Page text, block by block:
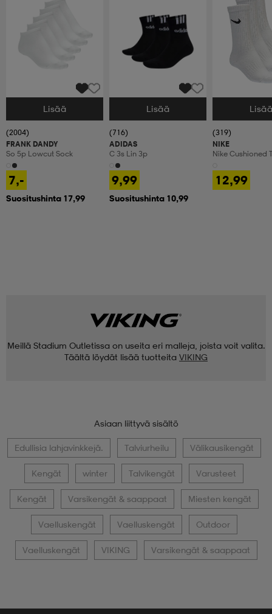
Valitse Koko
Lisää
(2004)
FRANK DANDY
So 5p Lowcut Sock
7,-
Suositushinta 17,99
Valitse Koko
Lisää
(716)
ADIDAS
C 3s Lin 3p
9,99
Suositushinta 10,99
Valitse Koko
(319)
NIKE
Nike Cushioned
12,99
Meillä Stadium Outletissa on useita eri malleja, joista voit valita.
Täältä löydät lisää tuotteita VIKING
Asiaan liittyvä sisältö
Edullisia lahjavinkkejä. Talviurheilu Välikausikengät
Kengät winter Talvikengät Varusteet
Kengät Varsikengät & saappaat Miesten kengät
Vaelluskengät Vaelluskengät Outdoor
Vaelluskengät VIKING Varsikengät & saappaat